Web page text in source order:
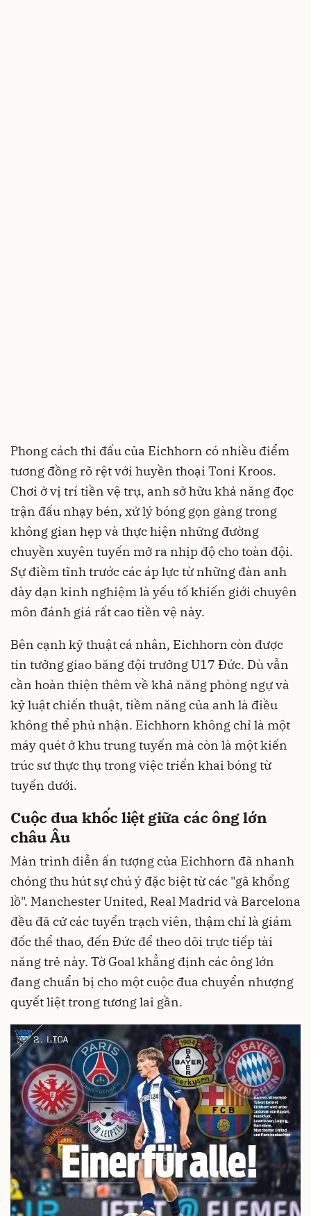
Phong cách thi đấu của Eichhorn có nhiều điểm
tương đồng rõ rệt với huyền thoại Toni Kroos.
Chơi ở vị trí tiền vệ trụ, anh sở hữu khả năng đọc
trận đấu nhạy bén, xử lý bóng gọn gàng trong
không gian hẹp và thực hiện những đường
chuyền xuyên tuyến mở ra nhịp độ cho toàn đội.
Sự điềm tĩnh trước các áp lực từ những đàn anh
dày dạn kinh nghiệm là yếu tố khiến giới chuyên
môn đánh giá rất cao tiền vệ này.
Bên cạnh kỹ thuật cá nhân, Eichhorn còn được
tin tưởng giao băng đội trưởng U17 Đức. Dù vẫn
cần hoàn thiện thêm về khả năng phòng ngự và
kỷ luật chiến thuật, tiềm năng của anh là điều
không thể phủ nhận. Eichhorn không chỉ là một
máy quét ở khu trung tuyến mà còn là một kiến
trúc sư thực thụ trong việc triển khai bóng từ
tuyến dưới.
Cuộc đua khốc liệt giữa các ông lớn
châu Âu
Màn trình diễn ấn tượng của Eichhorn đã nhanh
chóng thu hút sự chú ý đặc biệt từ các "gã khổng
lồ". Manchester United, Real Madrid và Barcelona
đều đã cử các tuyển trạch viên, thậm chí là giám
đốc thể thao, đến Đức để theo dõi trực tiếp tài
năng trẻ này. Tờ Goal khẳng định các ông lớn
đang chuẩn bị cho một cuộc đua chuyển nhượng
quyết liệt trong tương lai gần.